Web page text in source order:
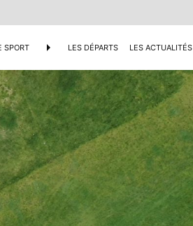
SPORT arrow_right LES DÉPARTS LES ACTUALITÉS